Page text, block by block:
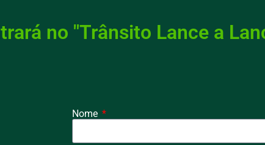
no "Trânsito Lance a
Nome